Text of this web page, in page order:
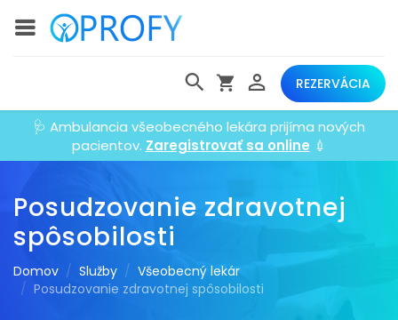
REZERVÁCIA
🩺 Ambulancia všeobecného lekára prijíma nových
pacientov. Zaregistrovať sa online 💉
Posudzovanie zdravotnej
spôsobilosti
Domov Služby
Všeobecný lekár
Posudzovanie zdravotnej spôsobilosti